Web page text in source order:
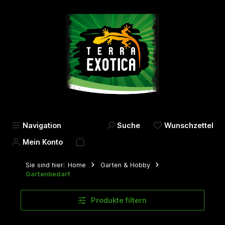
Navigation Suche
Wunschzettel
Mein Konto
Sie sind hier: Home
Garten & Hobby
Gartenbedarf
Produkte filtern